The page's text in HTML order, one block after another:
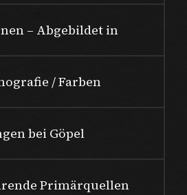
– Abgebildet in
/ Farben
bei Göpel
Primärquellen